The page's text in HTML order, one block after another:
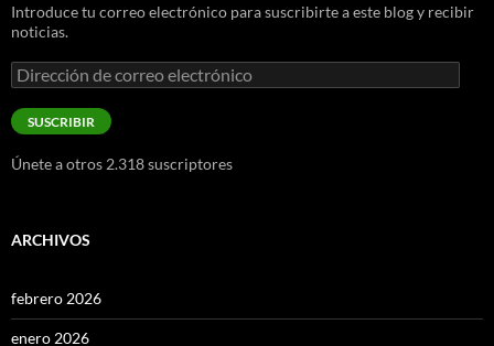
Introduce tu correo electrónico para suscribirte a este blog y recibir
noticias.
Dirección
de
correo
electrónico
SUSCRIBIR
Únete a otros 2.318 suscriptores
ARCHIVOS
febrero 2026
enero 2026